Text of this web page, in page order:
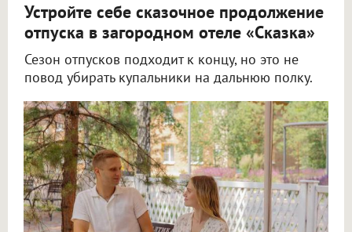
Устройте себе сказочное продолжение
отпуска в загородном отеле «Сказка»
Сезон отпусков подходит к концу, но это не
повод убирать купальники на дальнюю полку.